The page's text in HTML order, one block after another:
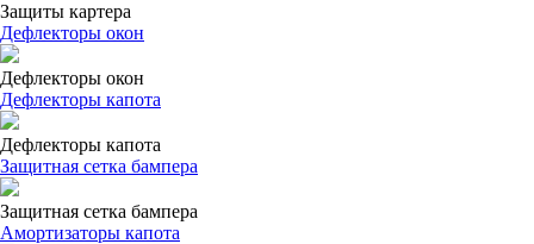
Защиты картера
Дефлекторы окон
Дефлекторы окон
Дефлекторы капота
Дефлекторы капота
Защитная сетка бампера
Защитная сетка бампера
Амортизаторы капота